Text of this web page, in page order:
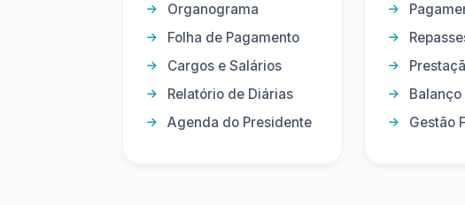
Organograma
Folha de Pagamento
Cargos e Salários
Relatório de Diárias
Agenda do Presidente
Gestão